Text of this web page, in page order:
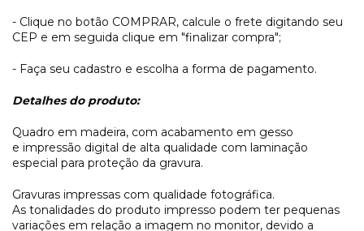
- Clique no botão COMPRAR, calcule o frete digitando seu
CEP e em seguida clique em "finalizar compra";
- Faça seu cadastro e escolha a forma de pagamento.
Detalhes do produto:
Quadro em madeira, com acabamento em gesso
e impressão digital de alta qualidade com laminação
especial para proteção da gravura.
Gravuras impressas com qualidade fotográfica.
As tonalidades do produto impresso podem ter pequenas
variações em relação a imagem no monitor, devido a